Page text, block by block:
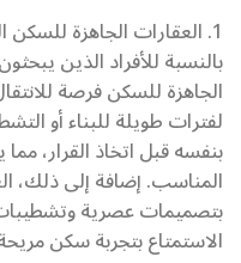
1. العقارات الجاهزة للسكن الشخصي
بالنسبة للأفراد الذين
الجاهزة للسكن فرصة
لفترات طويلة للبناء أو
بنفسه قبل اتخاذ القرار،
المناسب. إضافة إلى ذلك،
بتصميمات عصرية
الاستمتاع بتجربة سكن